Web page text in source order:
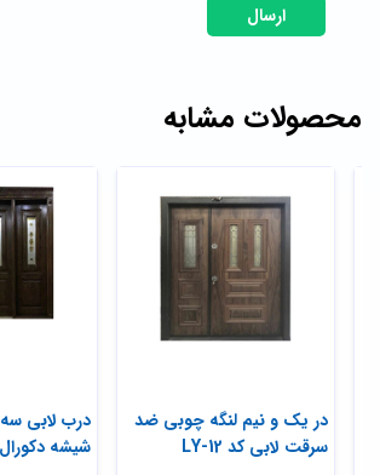
ارسال
محصولات مشابه
درب لابی
شیشه دکورال
در یک و نیم لنگه چوبی ضد
سرقت لابی کد LY-12